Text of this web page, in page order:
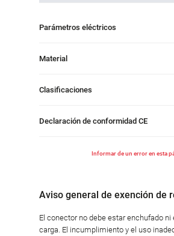
Parámetros eléctricos
Material
Clasificaciones
Declaración de conformidad CE
Informar de un error en esta
Aviso general de exención de
El conector no debe estar enchufado
carga. El incumplimiento y el uso